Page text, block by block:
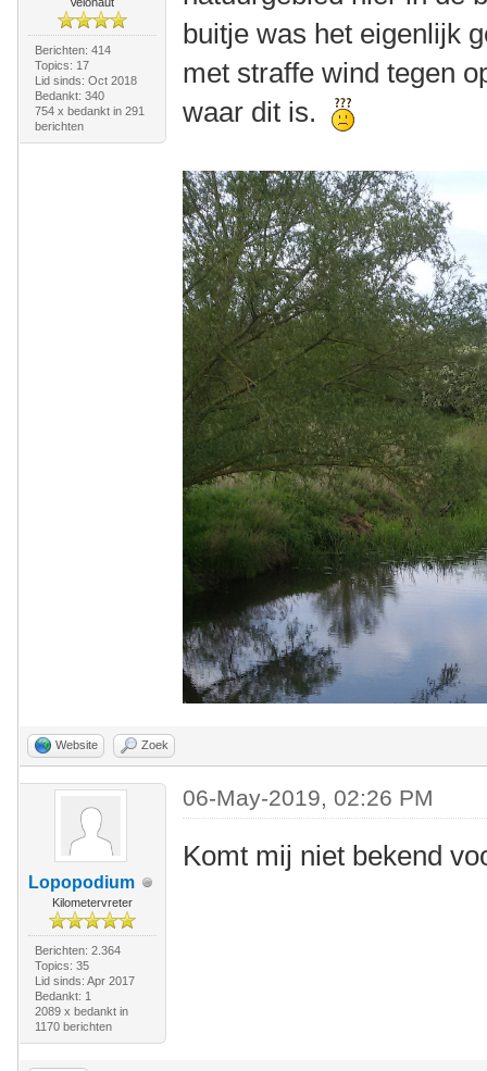
Berichten: 414
Topics: 17
Lid sinds: Oct 2018
Bedankt: 340
754 x bedankt in 291
berichten
buitje was het eigenlijk
met straffe wind tegen
waar dit is.
Website Zoek
Lopopodium
Kilometervreter
Berichten: 2.364
Topics: 35
Lid sinds: Apr 2017
Bedankt: 1
2089 x bedankt in
1170 berichten
06-May-2019, 02:26 PM
Komt mij niet bekend